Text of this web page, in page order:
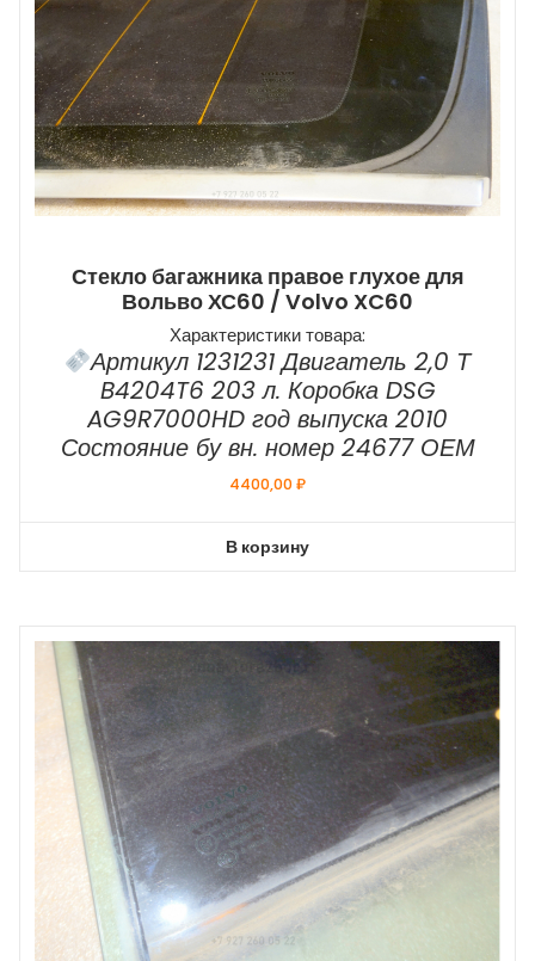
Стекло багажника правое глухое для
Вольво ХС60 / Volvo XC60
Характеристики товара:
Артикул 1231231 Двигатель 2,0 Т
B4204T6 203 л. Коробка DSG
AG9R7000HD год выпуска 2010
Состояние бу вн. номер 24677 ОЕМ
4400,00₽
В корзину